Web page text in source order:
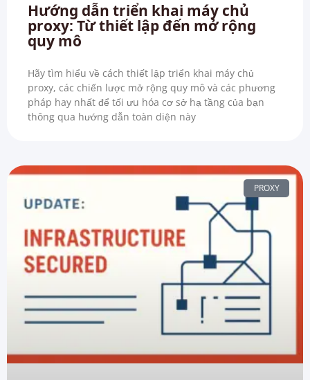
Hướng dẫn triển khai máy chủ
proxy: Từ thiết lập đến mở rộng
quy mô
Hãy tìm hiểu về cách thiết lập triển khai máy chủ
proxy, các chiến lược mở rộng quy mô và các phương
pháp hay nhất để tối ưu hóa cơ sở hạ tầng của bạn
thông qua hướng dẫn toàn diện này
PROXY